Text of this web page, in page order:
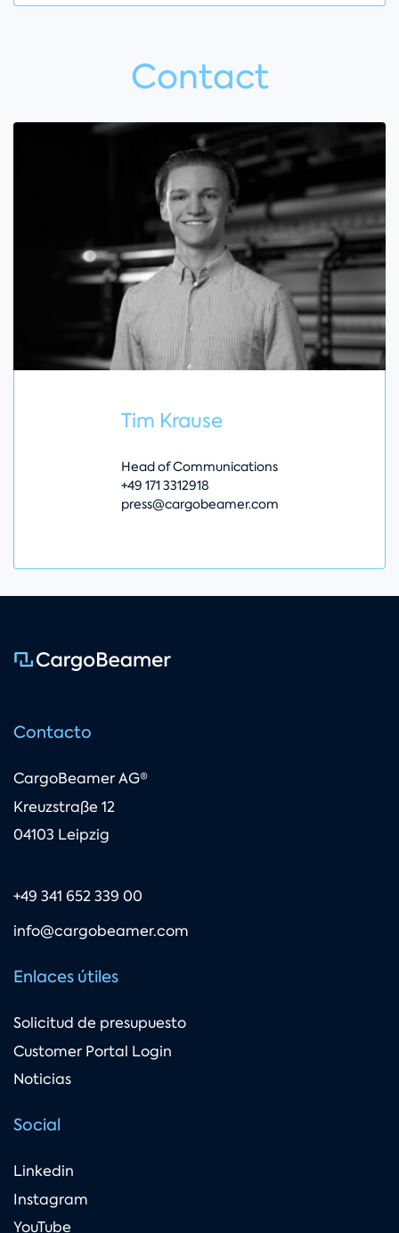
Contact
Tim Krause
Head of Communications
+49 171 3312918
press@cargobeamer.com
Contacto
CargoBeamer AG®
Kreuzstraße 12
04103 Leipzig
+49 341 652 339 00
info@cargobeamer.com
Enlaces útiles
Solicitud de presupuesto
Customer Portal Login
Noticias
Social
Linkedin
Instagram
YouTube